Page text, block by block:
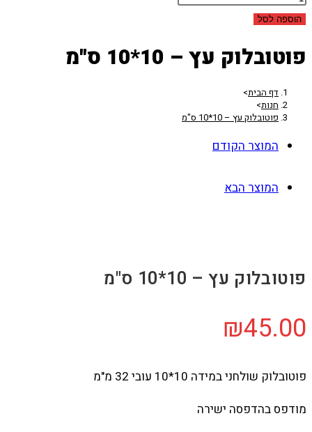
הוספה לסל
פוטובלוק עץ – 10*10 ס"מ
דף הבית>
חנות>
פוטובלוק עץ – 10*10 ס"מ
המוצר הקודם
המוצר הבא
פוטובלוק עץ – 10*10 ס"מ
₪45.00
פוטובלוק שולחני במידה 10*10 עובי 32 מ"מ
מודפס בהדפסה ישירה